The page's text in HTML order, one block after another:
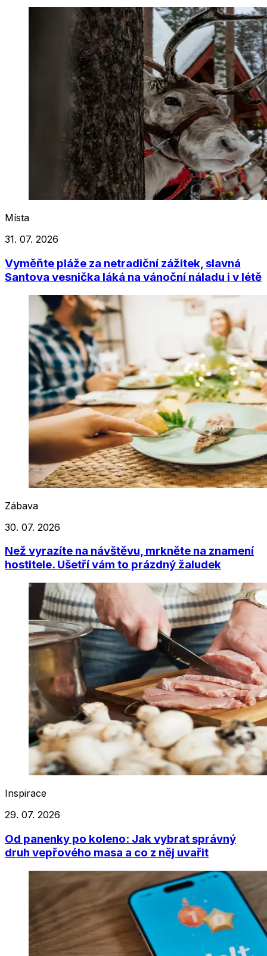
Místa
31. 07. 2026
Vyměňte pláže za netradiční zážitek, slavná
Santova vesnička láká na vánoční náladu i v létě
Zábava
30. 07. 2026
Než vyrazíte na návštěvu, mrkněte na znamení
hostitele. Ušetří vám to prázdný žaludek
Inspirace
29. 07. 2026
Od panenky po koleno: Jak vybrat správný
druh vepřového masa a co z něj uvařit